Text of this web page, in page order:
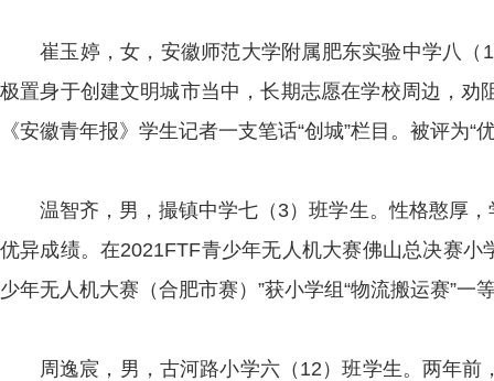
崔玉婷，女，安徽师范大学附属肥东实验中学八（
极置身于创建文明城市当中，长期志愿在学校周边，
《安徽青年报》学生记者一支笔话“创城”栏目。被评为
温智齐，男，撮镇中学七（3）班学生。性格憨厚
优异成绩。在2021FTF青少年无人机大赛佛山总决赛小
少年无人机大赛（合肥市赛）”获小学组“物流搬运赛”
周逸宸，男，古河路小学六（12）班学生。两年